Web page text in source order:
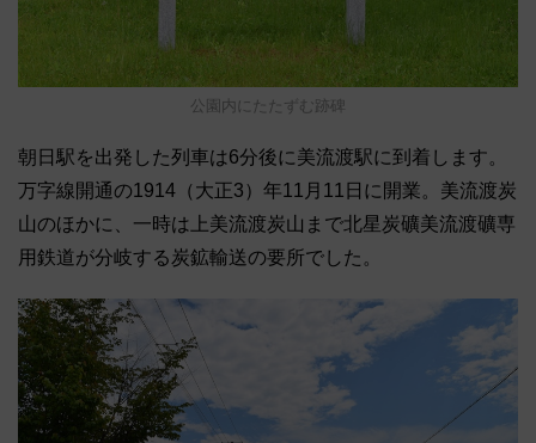
公園内にたたずむ跡碑
朝日駅を出発した列車は6分後に美流渡駅に到着します。
万字線開通の1914（大正3）年11月11日に開業。美流渡炭
山のほかに、一時は上美流渡炭山まで北星炭礦美流渡礦専
用鉄道が分岐する炭鉱輸送の要所でした。